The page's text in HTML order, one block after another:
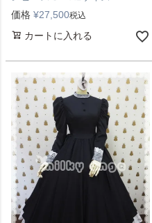
価格 ¥27,500税込
カートに入れる